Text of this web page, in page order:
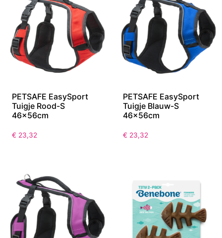
PETSAFE EasySport
Tuigje Rood-S
46x56cm
€ 23,32
PETSAFE EasySport
Tuigje Blauw-S
46x56cm
€ 23,32